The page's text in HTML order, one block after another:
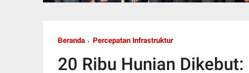
Beranda Percepatan Infrastruktur
20 Ribu Hunian